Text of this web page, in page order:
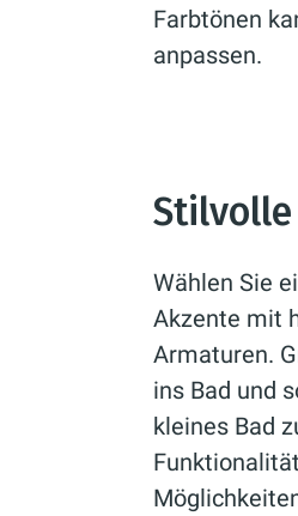
Farbtönen
anpassen.
Stilvolle
Wählen Sie
Akzente mit
Armaturen.
ins Bad und
kleines Bad